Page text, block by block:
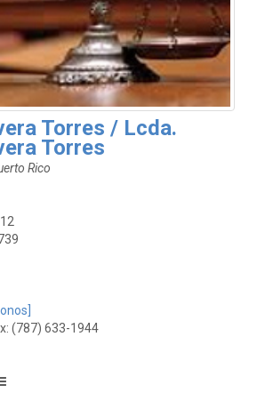
Torres / Lcda.
Torres
Rico
(787) 633-1944